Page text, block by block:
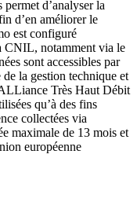
d’analyser la
d’en améliorer le
est configuré
CNIL, notamment via le
sont accessibles par
de la gestion technique et
Très Haut Débit
qu’à des fins
collectées via
maximale de 13 mois et
européenne